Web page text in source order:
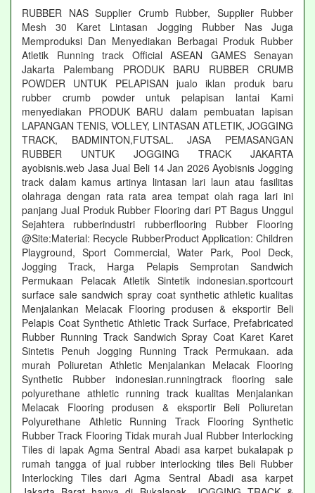
RUBBER NAS Supplier Crumb Rubber, Supplier Rubber
Mesh 30 Karet Lintasan Jogging Rubber Nas Juga
Memproduksi Dan Menyediakan Berbagai Produk Rubber
Atletik Running track Official ASEAN GAMES Senayan
Jakarta Palembang PRODUK BARU RUBBER CRUMB
POWDER UNTUK PELAPISAN jualo iklan produk baru
rubber crumb powder untuk pelapisan lantai Kami
menyediakan PRODUK BARU dalam pembuatan lapisan
LAPANGAN TENIS, VOLLEY, LINTASAN ATLETIK, JOGGING
TRACK, BADMINTON,FUTSAL. JASA PEMASANGAN
RUBBER UNTUK JOGGING TRACK JAKARTA
ayobisnis.web Jasa Jual Beli 14 Jan 2026 Ayobisnis Jogging
track dalam kamus artinya lintasan lari laun atau fasilitas
olahraga dengan rata rata area tempat olah raga lari ini
panjang Jual Produk Rubber Flooring dari PT Bagus Unggul
Sejahtera rubberindustri rubberflooring Rubber Flooring
@Site:Material: Recycle RubberProduct Application: Children
Playground, Sport Commercial, Water Park, Pool Deck,
Jogging Track, Harga Pelapis Semprotan Sandwich
Permukaan Pelacak Atletik Sintetik indonesian.sportcourt
surface sale sandwich spray coat synthetic athletic kualitas
Menjalankan Melacak Flooring produsen & eksportir Beli
Pelapis Coat Synthetic Athletic Track Surface, Prefabricated
Rubber Running Track Sandwich Spray Coat Karet Karet
Sintetis Penuh Jogging Running Track Permukaan. ada
murah Poliuretan Athletic Menjalankan Melacak Flooring
Synthetic Rubber indonesian.runningtrack flooring sale
polyurethane athletic running track kualitas Menjalankan
Melacak Flooring produsen & eksportir Beli Poliuretan
Polyurethane Athletic Running Track Flooring Synthetic
Rubber Track Flooring Tidak murah Jual Rubber Interlocking
Tiles di lapak Agma Sentral Abadi asa karpet bukalapak p
rumah tangga of jual rubber interlocking tiles Beli Rubber
Interlocking Tiles dari Agma Sentral Abadi asa karpet